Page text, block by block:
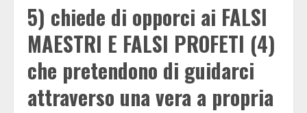
5) chiede di opporci ai FALSI
MAESTRI E FALSI PROFETI (4)
che pretendono di guidarci
attraverso una vera a propria